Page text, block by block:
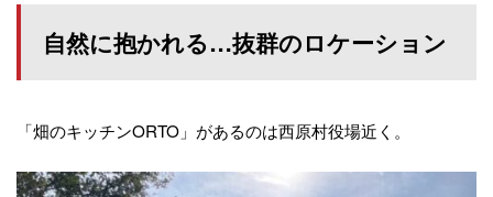
自然に抱かれる…抜群のロケーション
「畑のキッチンORTO」があるのは西原村役場近く。